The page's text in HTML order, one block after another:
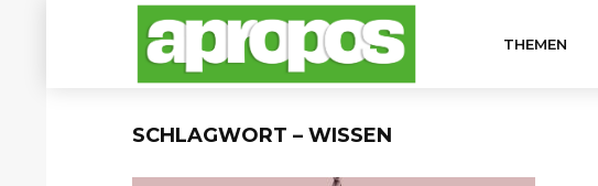
THEMEN
SCHLAGWORT – WISSEN